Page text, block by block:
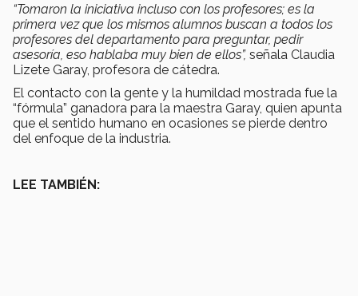
“Tomaron la iniciativa incluso con los profesores; es la
primera vez que los mismos alumnos buscan a todos los
profesores del departamento para preguntar, pedir
asesoría, eso hablaba muy bien de ellos”, señala Claudia
Lizete Garay, profesora de cátedra.
El contacto con la gente y la humildad mostrada fue la
“fórmula” ganadora para la maestra Garay, quien apunta
que el sentido humano en ocasiones se pierde dentro
del enfoque de la industria.
LEE TAMBIÉN: